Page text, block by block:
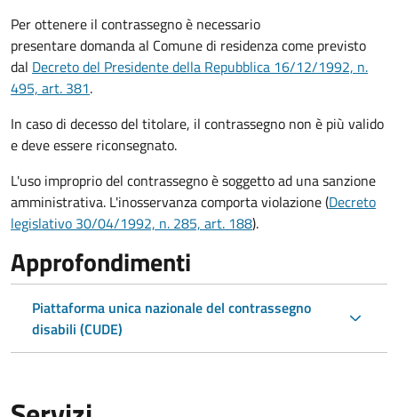
Per ottenere il contrassegno è necessario
presentare domanda al Comune di residenza come previsto
dal Decreto del Presidente della Repubblica 16/12/1992, n.
495, art. 381.
In caso di decesso del titolare, il contrassegno non è più valido
e deve essere riconsegnato.
L'uso improprio del contrassegno è soggetto ad una sanzione
amministrativa. L'inosservanza comporta violazione (Decreto
legislativo 30/04/1992, n. 285, art. 188).
Approfondimenti
Piattaforma unica nazionale del contrassegno
disabili (CUDE)